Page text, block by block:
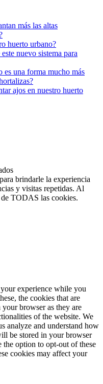
más las altas
huerto urbano?
nuevo sistema para
es una forma mucho más
ajos en nuestro huerto
brindarle la experiencia
y visitas repetidas. Al
TODAS las cookies.
experience while you
the cookies that are
your browser as they are
of the website. We
analyze and understand how
be stored in your browser
option to opt-out of these
cookies may affect your